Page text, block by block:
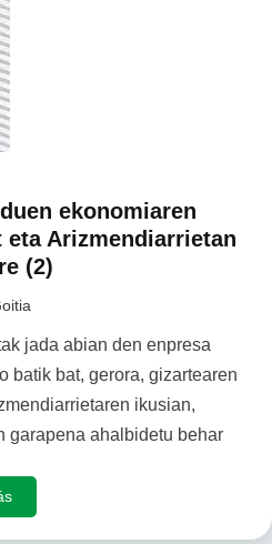
ekonomiaren
Arizmendiarrietan
(2)
jada abian den enpresa
batik bat, gerora, gizartearen
ikusian,
garapena ahalbidetu behar